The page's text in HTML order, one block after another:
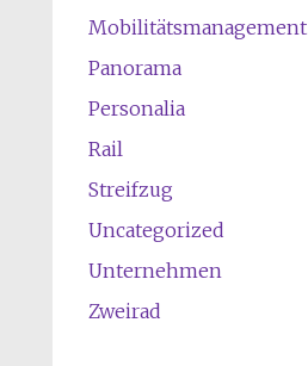
Mobilitätsmanagement
Panorama
Personalia
Rail
Streifzug
Uncategorized
Unternehmen
Zweirad